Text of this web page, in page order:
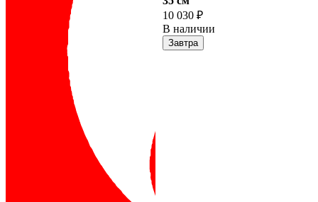
10 030 ₽
В наличии
Завтра